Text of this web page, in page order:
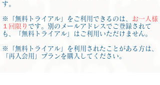
す。
​※「無料トライアル」をご利用できるのは、
お一人様
１回限り です。別のメールアドレスでご登録されて
も、「無料トライアル」はご利用いただけません。
※「無料トライアル」を利用されたことがある方は、
「再入会用」プランを購入してください。